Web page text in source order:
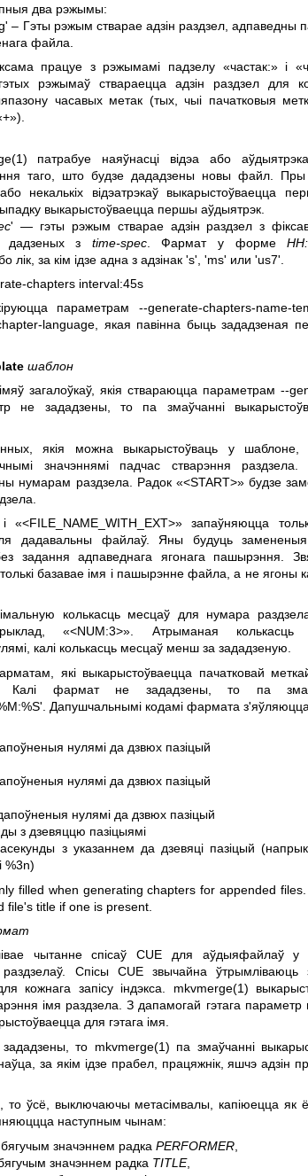
два рэжымы:
– Гэты рэжым стварае адзін раздзел, адпаведны
файла.
працуе з рэжымамі падзелу «частак:» і
рэжымаў ствараецца адзін раздзел для
часавых метак (тых, чыі пачатковыя
патрабуе наяўнасці відэа або
таго, што будзе дададзены новы файл. Пры
некалькіх відэатрэкаў выкарыстоўваецца
выкарыстоўваецца першы аўдыятрэк.
' — гэты рэжым стварае адзін раздзел з
дадзеных з time-spec. Фармат у форме
лік, за кім ідзе адна з адзінак 's', 'ms' или 'us7'.
chapters interval:45s
параметрам --generate-chapters-name-
language, якая павінна быць зададзеная
шаблон
загалоўкаў, якія ствараюцца параметрам --
не зададзены, то па змаўчанні
якія можна выкарыстоўваць у шаблоне,
значэннямі падчас стварэння раздзела.
нумарам раздзела. Радок «<START>» будзе
«<FILE_NAME_WITH_EXT>» запаўняюцца
дадавальны файлаў. Яны будуць
задання адпаведнага ягонага пашырэння.
базавае імя і пашырэнне файла, а не ягоны
колькасць месцаў для нумара
«<NUM:3>». Атрыманая колькасць
калі колькасць месцаў менш за зададзеную.
які выкарыстоўваецца пачатковай
Калі фармат не зададзены, то па
Дапушчальнымі кодамі фармата
нулямі да дзвюх пазіцый
нулямі да дзвюх пазіцый
нулямі да дзвюх пазіцый
з дзевяццю пазіцыямі
з указаннем да дзевяці пазіцый
%3n)
filled when generating chapters for appended
file's title if one is present.
чытанне спісаў CUE для аўдыяфайлаў у
Спісы CUE звычайна ўтрымліваюць
кожнага запісу індэкса. mkvmerge(1)
імя раздзела. З дапамогай гэтага
для гэтага імя.
то mkvmerge(1) па змаўчанні
за якім ідзе прабел, працяжнік, яшчэ адзін
то ўсё, выключаючы метасімвалы, капіюецца як
наступным чынам:
значэннем радкаPERFORMER
значэннем радка TITLE,